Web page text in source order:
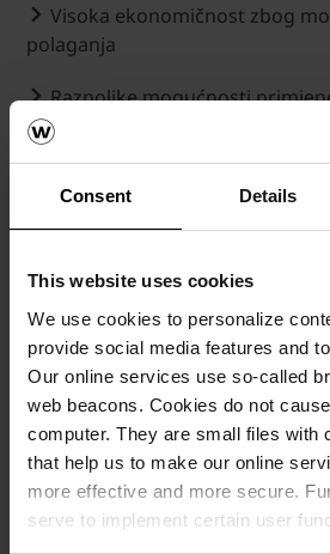
Consent Details
This website uses cookies
We use cookies to personalize
provide social media features and
Our online services use so-called
web beacons. Cookies do not
computer. They are small files with
that help us to make our online
more effective and more secure.
serve to implement certain user
Visoka ekonomičnost zbog
polaganja
Raznolike mogućnosti
Jednostavna zamjena
Otpornost na najviše
Otpornost na smrzavanje i sol
Sigurna kvaliteta prema normi